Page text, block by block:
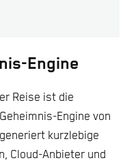
Engine
Reise ist die
Engine von
kurzlebige
Cloud-Anbieter und